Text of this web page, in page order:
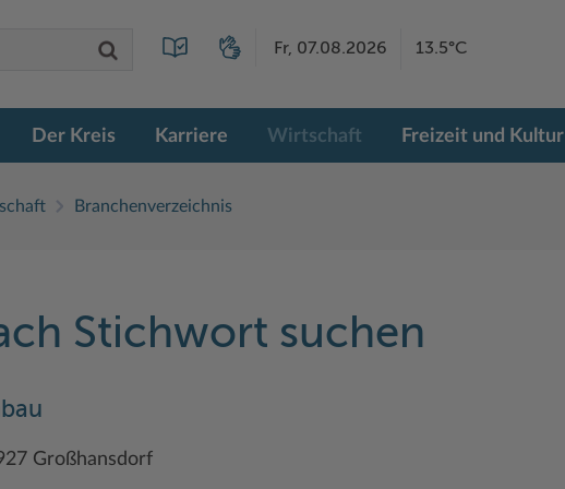
Fr, 07.08.2026 13.5°C
Der Kreis Karriere Wirtschaft Freizeit und Kultur
Branchenverzeichnis
Stichwort suchen
Großhansdorf